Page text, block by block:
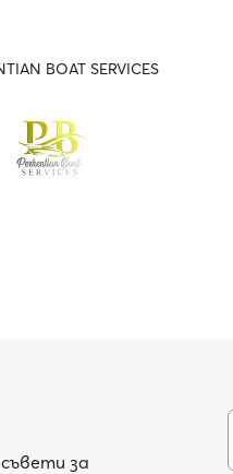
BOAT SERVICES
за